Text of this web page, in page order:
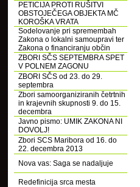
PETICIJA PROTI RUŠITVI
OBSTOJEČEGA OBJEKTA MČ
KOROŠKA VRATA
Sodelovanje pri spremembah
Zakona o lokalni samoupravi ter
Zakona o financiranju občin
ZBORI SČS SEPTEMBRA SPET
V POLNEM ZAGONU
ZBORI SČS od 23. do 29.
septembra
Zbori samoorganiziranih četrtnih
in krajevnih skupnosti 9. do 15.
decembra
Javno pismo: UMIK ZAKONA NI
DOVOLJ!
Zbori SCS Maribora od 16. do
22. decembra 2013
Nova vas: Saga se nadaljuje
Redefinicija srca mesta